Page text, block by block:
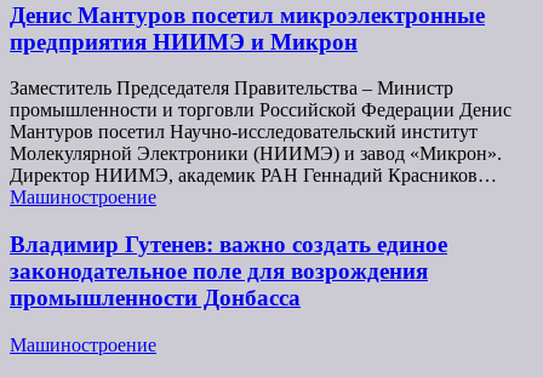
Денис Мантуров посетил микроэлектронные
предприятия НИИМЭ и Микрон
Заместитель Председателя Правительства – Министр
промышленности и торговли Российской Федерации Денис
Мантуров посетил Научно-исследовательский институт
Молекулярной Электроники (НИИМЭ) и завод «Микрон».
Директор НИИМЭ, академик РАН Геннадий Красников…
Машиностроение
Владимир Гутенев: важно создать единое
законодательное поле для возрождения
промышленности Донбасса
Машиностроение